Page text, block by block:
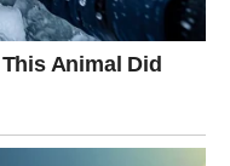
svoju pravu